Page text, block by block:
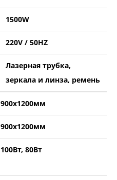
1500W
220V / 50HZ
Лазерная трубка,
зеркала и линза, ремень
900х1200мм
900х1200мм
100Вт, 80Вт